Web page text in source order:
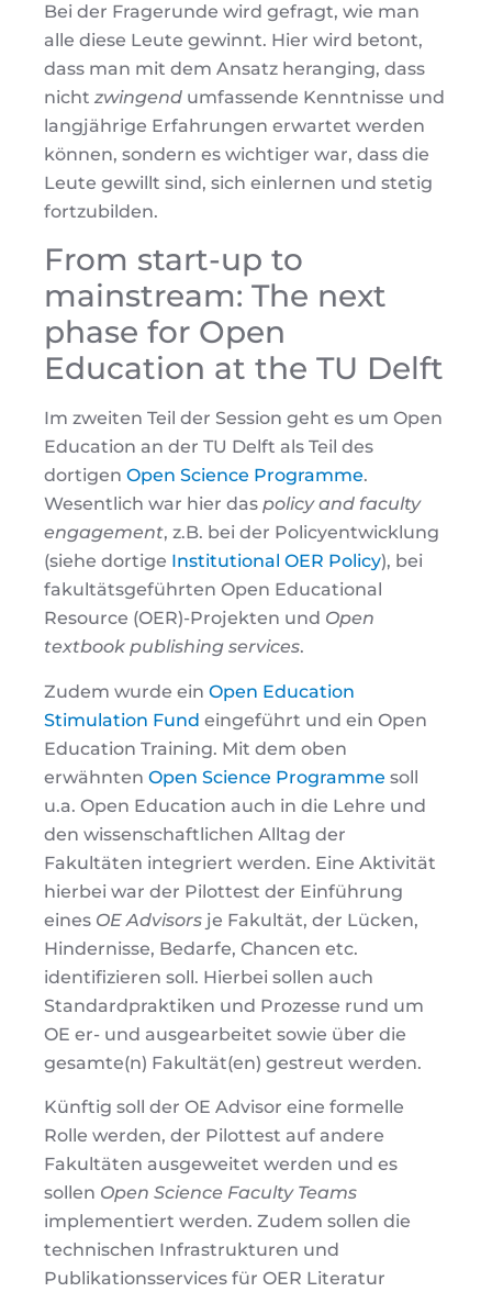
Bei der Fragerunde wird gefragt, wie man
alle diese Leute gewinnt. Hier wird betont,
dass man mit dem Ansatz heranging, dass
nicht zwingend umfassende Kenntnisse und
langjährige Erfahrungen erwartet werden
können, sondern es wichtiger war, dass die
Leute gewillt sind, sich einlernen und stetig
fortzubilden.
From start-up to
mainstream: The next
phase for Open
Education at the TU Delft
Im zweiten Teil der Session geht es um Open
Education an der TU Delft als Teil des
dortigen Open Science Programme.
Wesentlich war hier das policy and faculty
engagement, z.B. bei der Policyentwicklung
(siehe dortige Institutional OER Policy), bei
fakultätsgeführten Open Educational
Resource (OER)-Projekten und Open
textbook publishing services.
Zudem wurde ein Open Education
Stimulation Fund eingeführt und ein Open
Education Training. Mit dem oben
erwähnten Open Science Programme soll
u.a. Open Education auch in die Lehre und
den wissenschaftlichen Alltag der
Fakultäten integriert werden. Eine Aktivität
hierbei war der Pilottest der Einführung
eines OE Advisors je Fakultät, der Lücken,
Hindernisse, Bedarfe, Chancen etc.
identifizieren soll. Hierbei sollen auch
Standardpraktiken und Prozesse rund um
OE er- und ausgearbeitet sowie über die
gesamte(n) Fakultät(en) gestreut werden.
Künftig soll der OE Advisor eine formelle
Rolle werden, der Pilottest auf andere
Fakultäten ausgeweitet werden und es
sollen Open Science Faculty Teams
implementiert werden. Zudem sollen die
technischen Infrastrukturen und
Publikationsservices für OER Literatur